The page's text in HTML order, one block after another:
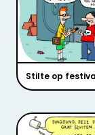
Stilte op